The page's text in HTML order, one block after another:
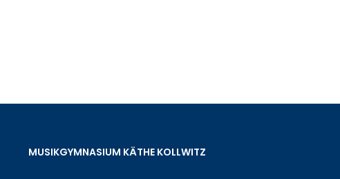
MUSIKGYMNASIUM KÄTHE KOLLWITZ